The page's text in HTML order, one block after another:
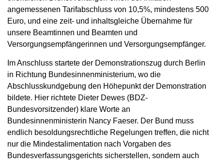
angemessenen Tarifabschluss von 10,5%, mindestens 500
Euro, und eine zeit- und inhaltsgleiche Übernahme für
unsere Beamtinnen und Beamten und
Versorgungsempfängerinnen und Versorgungsempfänger.
Im Anschluss startete der Demonstrationszug durch Berlin
in Richtung Bundesinnenministerium, wo die
Abschlusskundgebung den Höhepunkt der Demonstration
bildete. Hier richtete Dieter Dewes (BDZ-
Bundesvorsitzender) klare Worte an
Bundesinnenministerin Nancy Faeser. Der Bund muss
endlich besoldungsrechtliche Regelungen treffen, die nicht
nur die Mindestalimentation nach Vorgaben des
Bundesverfassungsgerichts sicherstellen, sondern auch